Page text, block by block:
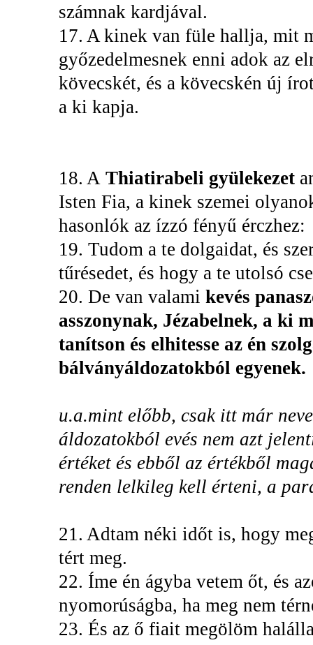
számnak kardjával.
17. A kinek van füle hallja, mit
győzedelmesnek enni adok az
kövecskét, és a kövecskén új
a ki kapja.
18. A Thiatirabeli gyülekezet
Isten Fia, a kinek szemei
hasonlók az ízzó fényű érczhez:
19. Tudom a te dolgaidat, és
tűrésedet, és hogy a te utolsó
20. De van valami kevés
asszonynak, Jézabelnek, a ki
tanítson és elhitesse az én
bálványáldozatokból egyenek.
u.a.mint előbb, csak itt már
áldozatokból evés nem azt
értéket és ebből az értékből
renden lelkileg kell érteni, a
21. Adtam néki időt is, hogy
tért meg.
22. Íme én ágyba vetem őt, és
nyomorúságba, ha meg nem
23. És az ő fiait megölöm